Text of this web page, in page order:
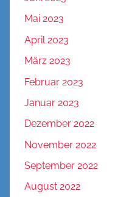
Mai 2023
April 2023
März 2023
Februar 2023
Januar 2023
Dezember 2022
November 2022
September 2022
August 2022